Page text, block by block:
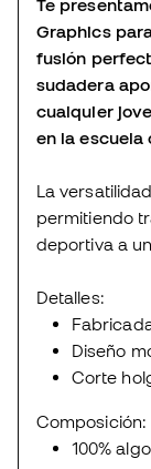
Graphics
fusión
sudadera
cualquier
en la escuela
La
permitiendo
deportiva a
Detalles:
Diseño
Corte
Composición:
100%